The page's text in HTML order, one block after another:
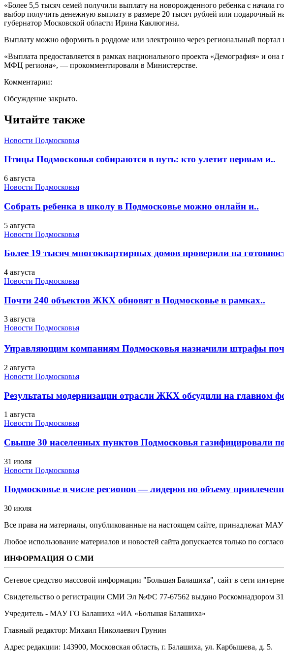
«Более 5,5 тысяч семей получили выплату на новорожденного ребенка с
выбор получить денежную выплату в размере 20 тысяч рублей или подарочный
губернатор Московской области Ирина Каклюгина.
Выплату можно оформить в роддоме или электронно через региональный портал
«Выплата предоставляется в рамках национального проекта «Демография» и
МФЦ региона», — прокомментировали в Министерстве.
Комментарии:
Обсуждение закрыто.
Читайте также
Новости Подмосковья
Птицы Подмосковья собираются в путь: кто улетит первым и..
6 августа
Новости Подмосковья
Собрать ребенка в школу в Подмосковье можно онлайн и..
5 августа
Новости Подмосковья
Более 19 тысяч многоквартирных домов проверили на
4 августа
Новости Подмосковья
Почти 240 объектов ЖКХ обновят в Подмосковье в рамках..
3 августа
Новости Подмосковья
Управляющим компаниям Подмосковья назначили штрафы
2 августа
Новости Подмосковья
Результаты модернизации отрасли ЖКХ обсудили на главном
1 августа
Новости Подмосковья
Свыше 30 населенных пунктов Подмосковья газифицировали
31 июля
Новости Подмосковья
Подмосковье в числе регионов — лидеров по объему
30 июля
Все права на материалы, опубликованные на настоящем сайте, принадлежат
Любое использование материалов и новостей сайта допускается только по
ИНФОРМАЦИЯ О СМИ
Сетевое средство массовой информации "Большая Балашиха", сайт в сети
Свидетельство о регистрации СМИ Эл №ФС ‎77-67562 выдано Роскомнадзором 31
Учредитель - МАУ ГО Балашиха «ИА «Большая Балашиха»
Главный редактор: Михаил Николаевич Грунин
Адрес редакции: 143900, Московская область, г. Балашиха, ул. Карбышева, д. 5.